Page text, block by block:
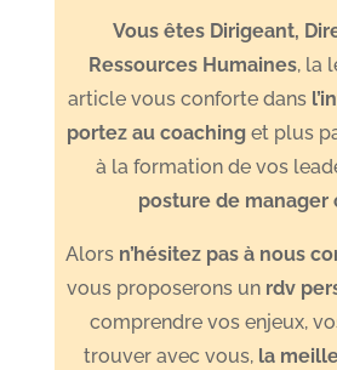
Vous êtes Dirigeant,
Ressources Humaines, la
article vous conforte dans
portez au coaching et plus
à la formation de vos
posture de manager
Alors n’hésitez pas à nous
vous proposerons un rdv
comprendre vos enjeux,
trouver avec vous, la